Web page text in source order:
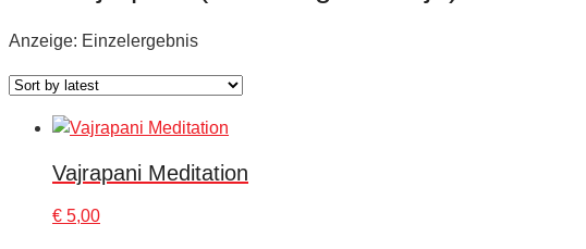
Anzeige: Einzelergebnis
Vajrapani Meditation
€ 5,00